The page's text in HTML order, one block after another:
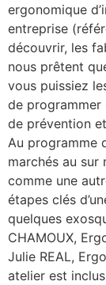
ergonomique
entreprise
découvrir, les
nous prêtent
vous puissiez
de
de prévention
Au programme
marchés au sur
comme une
étapes clés
quelques
CHAMOUX,
Julie REAL,
atelier est